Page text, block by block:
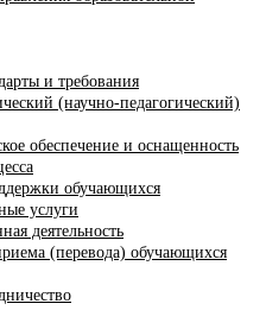
и требования
(научно-педагогический)
обеспечение и оснащенность
обучающихся
услуги
деятельность
(перевода) обучающихся